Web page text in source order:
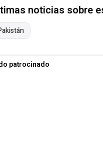
noticias sobre
patrocinado